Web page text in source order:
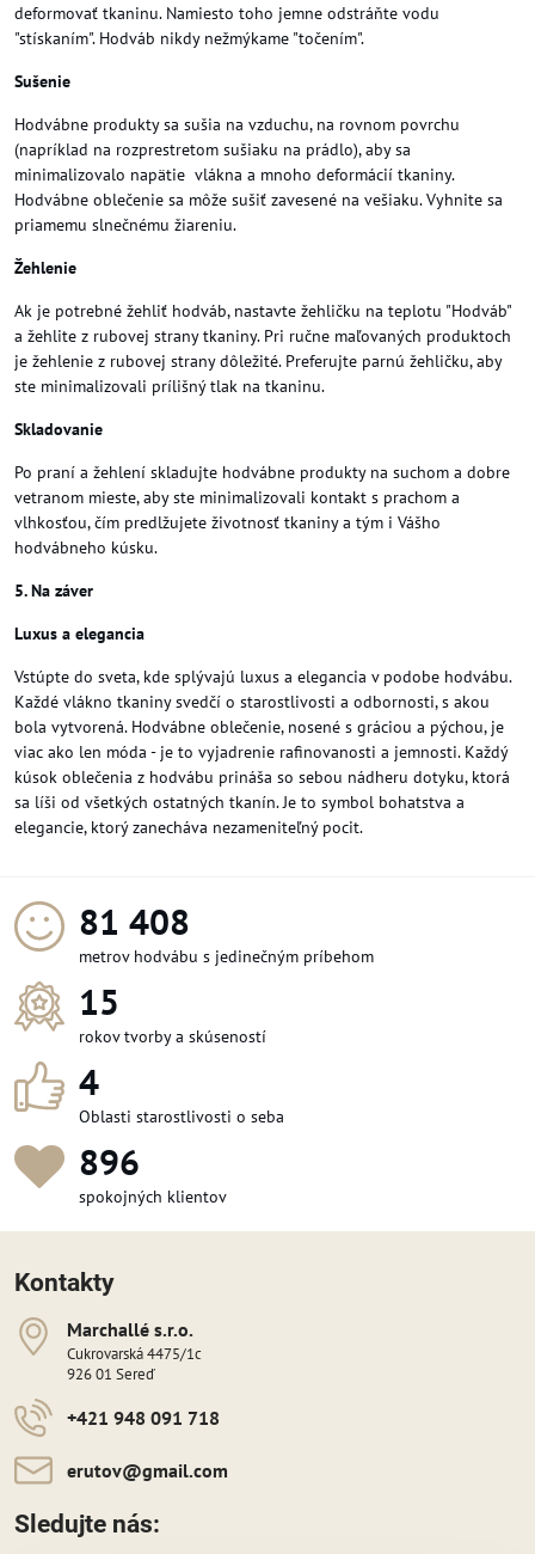
deformovať tkaninu. Namiesto toho jemne odstráňte vodu
"stískaním". Hodváb nikdy nežmýkame "točením".
Sušenie
Hodvábne produkty sa sušia na vzduchu, na rovnom povrchu
(napríklad na rozprestretom sušiaku na prádlo), aby sa
minimalizovalo napätie vlákna a mnoho deformácií tkaniny.
Hodvábne oblečenie sa môže sušiť zavesené na vešiaku. Vyhnite sa
priamemu slnečnému žiareniu.
Žehlenie
Ak je potrebné žehliť hodváb, nastavte žehličku na teplotu "Hodváb"
a žehlite z rubovej strany tkaniny. Pri ručne maľovaných produktoch
je žehlenie z rubovej strany dôležité. Preferujte parnú žehličku, aby
ste minimalizovali prílišný tlak na tkaninu.
Skladovanie
Po praní a žehlení skladujte hodvábne produkty na suchom a dobre
vetranom mieste, aby ste minimalizovali kontakt s prachom a
vlhkosťou, čím predlžujete životnosť tkaniny a tým i Vášho
hodvábneho kúsku.
5. Na záver
Luxus a elegancia
Vstúpte do sveta, kde splývajú luxus a elegancia v podobe hodvábu.
Každé vlákno tkaniny svedčí o starostlivosti a odbornosti, s akou
bola vytvorená. Hodvábne oblečenie, nosené s gráciou a pýchou, je
viac ako len móda - je to vyjadrenie rafinovanosti a jemnosti. Každý
kúsok oblečenia z hodvábu prináša so sebou nádheru dotyku, ktorá
sa líši od všetkých ostatných tkanín. Je to symbol bohatstva a
elegancie, ktorý zanecháva nezameniteľný pocit.
93 492
metrov hodvábu s jedinečným príbehom
15
rokov tvorby a skúseností
4
Oblasti starostlivosti o seba
1 029
spokojných klientov
Kontakty
Marchallé s​​.r​​.o​​.
Cukrovarská 4475/1c
926 01 Sereď
+421 948 091 718
erutov​@gmail​.com
Sledujte nás: